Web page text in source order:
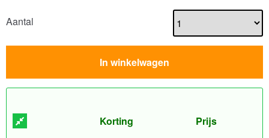
Aantal
In winkelwagen
Korting Prijs